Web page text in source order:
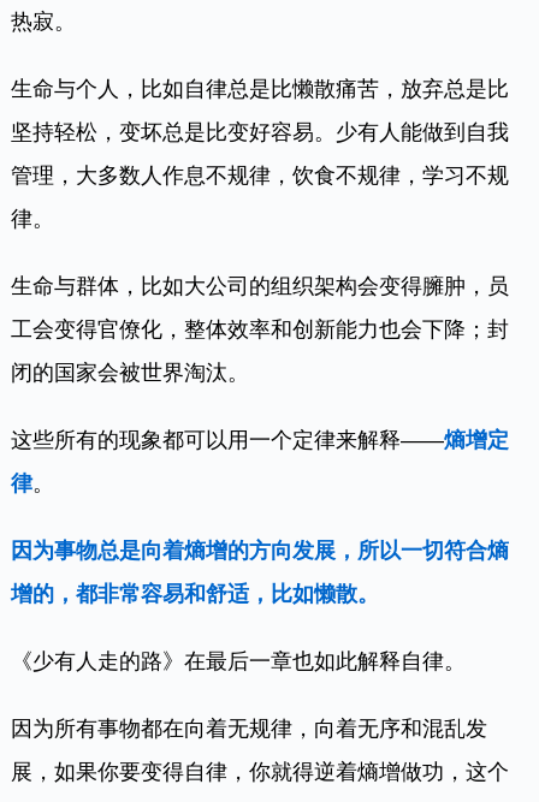
热寂。
生命与个人，比如自律总是比懒散痛苦，放弃总是比
坚持轻松，变坏总是比变好容易。少有人能做到自我
管理，大多数人作息不规律，饮食不规律，学习不规
律。
生命与群体，比如大公司的组织架构会变得臃肿，员
工会变得官僚化，整体效率和创新能力也会下降；封
闭的国家会被世界淘汰。
这些所有的现象都可以用一个定律来解释——熵增定
律。
因为事物总是向着熵增的方向发展，所以一切符合熵
增的，都非常容易和舒适，比如懒散。
《少有人走的路》在最后一章也如此解释自律。
因为所有事物都在向着无规律，向着无序和混乱发
展，如果你要变得自律，你就得逆着熵增做功，这个